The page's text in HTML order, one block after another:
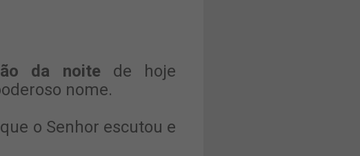
da noite de hoje
nome.
o Senhor escutou e